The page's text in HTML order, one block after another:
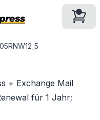
+ Exchange Mail
für 1 Jahr;